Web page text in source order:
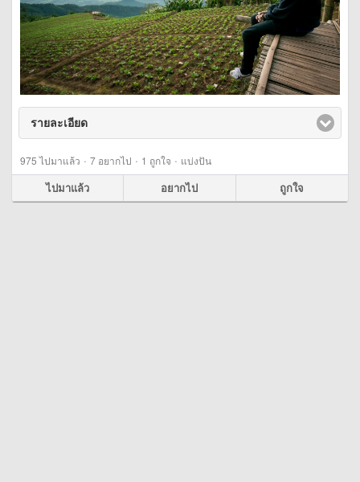
รายละเอียด
975ไปมาแล้ว · 7 อยากไป · 1 ถูกใจ · แบ่งปัน
ไปมาแล้ว อยากไป ถูกใจ